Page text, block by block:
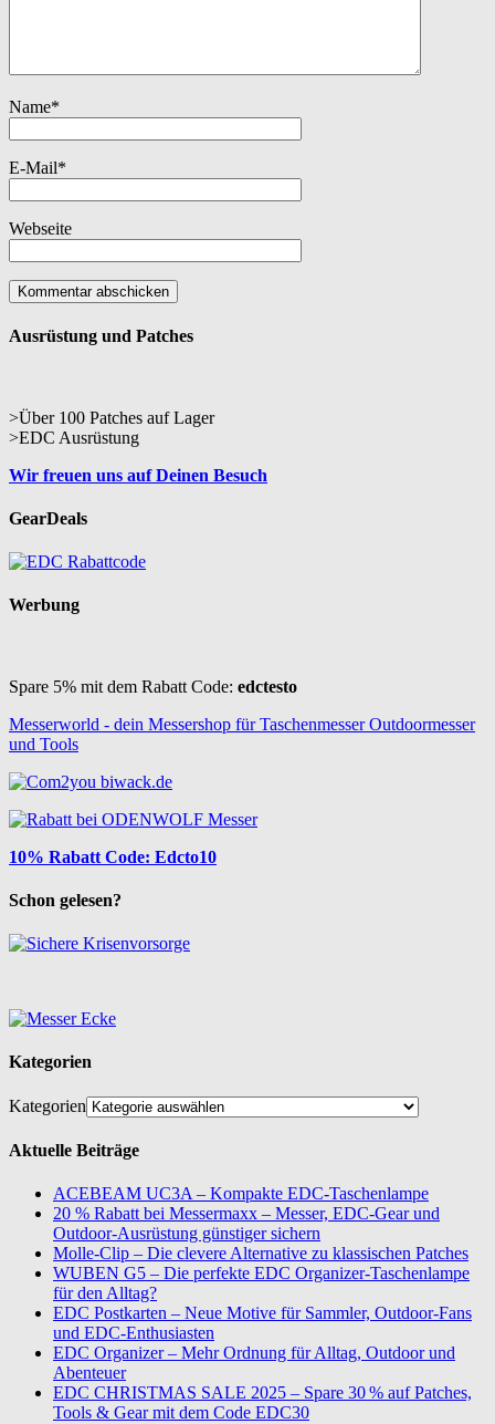
Name*
E-Mail*
Webseite
Ausrüstung und Patches
>Über 100 Patches auf Lager
>EDC Ausrüstung
Wir freuen uns auf Deinen Besuch
GearDeals
Werbung
Spare 5% mit dem Rabatt Code: edctesto
Messerworld - dein Messershop für Taschenmesser Outdoormesser
und Tools
10% Rabatt Code: Edcto10
Schon gelesen?
Kategorien
Kategorien
Aktuelle Beiträge
ACEBEAM UC3A – Kompakte EDC-Taschenlampe
20 % Rabatt bei Messermaxx – Messer, EDC-Gear und
Outdoor-Ausrüstung günstiger sichern
Molle-Clip – Die clevere Alternative zu klassischen Patches
WUBEN G5 – Die perfekte EDC Organizer-Taschenlampe
für den Alltag?
EDC Postkarten – Neue Motive für Sammler, Outdoor-Fans
und EDC-Enthusiasten
EDC Organizer – Mehr Ordnung für Alltag, Outdoor und
Abenteuer
EDC CHRISTMAS SALE 2025 – Spare 30 % auf Patches,
Tools & Gear mit dem Code EDC30